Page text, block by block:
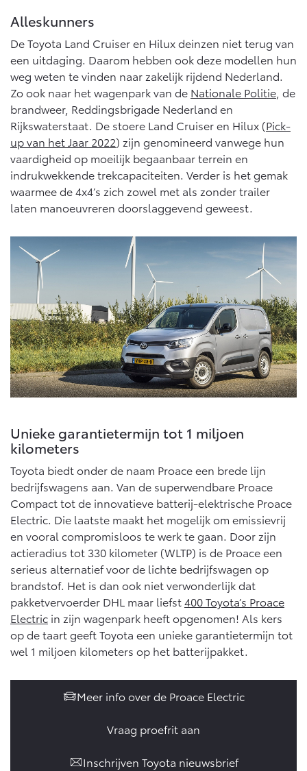
Proace (excl. BTW)
OOK ALS BATTERIJ-
ELEKTRISCH
Vanaf € 37.500,-
Proace Verso
BATTERIJ-ELEKTRISCH
Vanaf € 55.950,-
Proace Max (excl. BTW)
ELEKTRISCH
Vanaf € 46.301,-
Hilux (excl. BTW)
ELEKTRISCH
Vanaf € 56.570,-
Land Cruiser (excl. BTW)
Vanaf € 89.986,-
Alleskunners
De Toyota Land Cruiser en Hilux deinzen niet terug van
een uitdaging. Daarom hebben ook deze modellen hun
weg weten te vinden naar zakelijk rijdend Nederland.
Zo ook naar het wagenpark van de Nationale Politie , de
brandweer, Reddingsbrigade Nederland en
Rijkswaterstaat. De stoere Land Cruiser en Hilux (Pick-
up van het Jaar 2022) zijn genomineerd vanwege hun
vaardigheid op moeilijk begaanbaar terrein en
indrukwekkende trekcapaciteiten. Verder is het gemak
waarmee de 4x4’s zich zowel met als zonder trailer
laten manoeuvreren doorslaggevend geweest.
Unieke garantietermijn tot 1 miljoen
kilometers
Toyota biedt onder de naam Proace een brede lijn
bedrijfswagens aan. Van de superwendbare Proace
Compact tot de innovatieve batterij-elektrische Proace
Electric. Die laatste maakt het mogelijk om emissievrij
en vooral compromisloos te werk te gaan. Door zijn
actieradius tot 330 kilometer (WLTP) is de Proace een
serieus alternatief voor de lichte bedrijfswagen op
brandstof. Het is dan ook niet verwonderlijk dat
pakketvervoerder DHL maar liefst400 Toyota’s Proace
Electric in zijn wagenpark heeft opgenomen! Als kers
op de taart geeft Toyota een unieke garantietermijn tot
wel 1 miljoen kilometers op het batterijpakket.
Meer info over de Proace Electric
Vraag proefrit aan
Inschrijven Toyota nieuwsbrief